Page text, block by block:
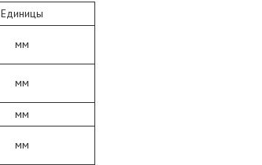
Единицы
мм
мм
мм
мм